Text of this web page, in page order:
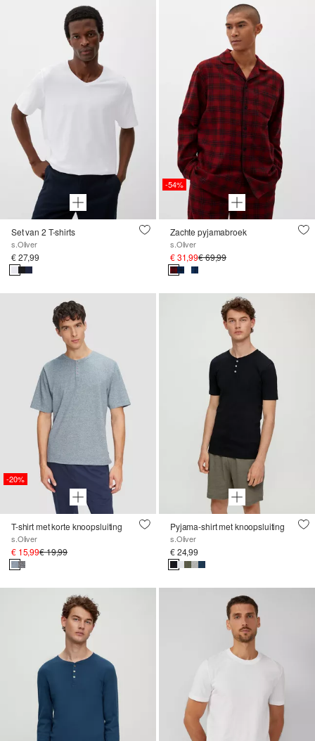
Set van 2 T-shirts
s.Oliver
€ 27,99
-54%
Zachte pyjamabroek
s.Oliver
€ 31,99€ 69,99
-20%
T-shirt met korte knoopsluiting
s.Oliver
€ 15,99€ 19,99
Pyjama-shirt met knoopsluiting
s.Oliver
€ 24,99